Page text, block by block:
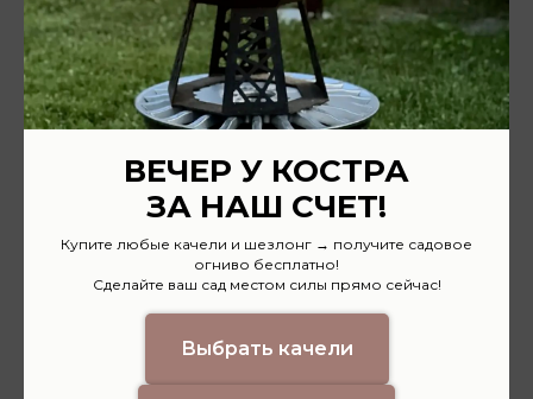
Доставка
Отправим заказ курьерской службой
или привезем в пункт самовывоза.
3
Подтверждение
Мы свяжемся с вами в течение дня,
проконсультируем и вышлем
дополнительную информацию на
WhatsApp.
ВЕЧЕР У КОСТРА
ЗА НАШ СЧЕТ!
Купите любые качели и шезлонг → получите садовое
огниво бесплатно!
Сделайте ваш сад местом силы прямо сейчас!
Выбрать качели